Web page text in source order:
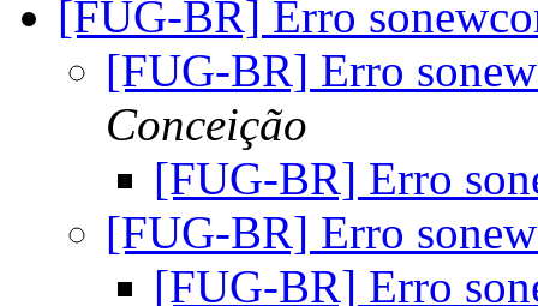
[FUG-BR] Erro
[FUG-BR] Erro
Conceição
[FUG-BR] Erro
[FUG-BR] Erro
[FUG-BR] Erro